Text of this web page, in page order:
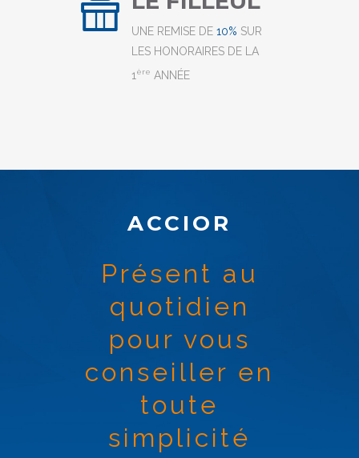
UNE REMISE DE 10% SUR
LES HONORAIRES DE LA
1 ère ANNÉE
ACCIOR
Présent au
quotidien
pour vous
conseiller en
toute
simplicité